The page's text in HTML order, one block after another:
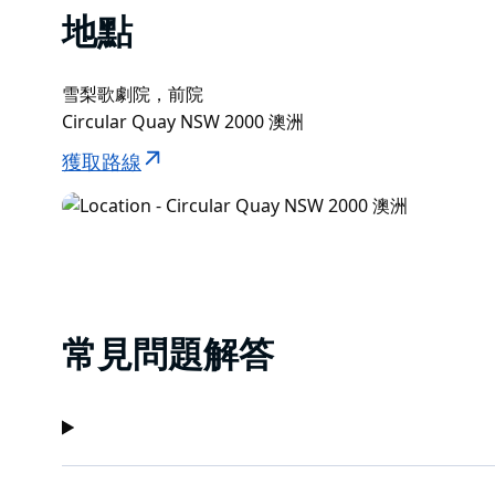
地點
雪梨歌劇院，前院
Circular Quay NSW 2000 澳洲
獲取路線
常見問題解答